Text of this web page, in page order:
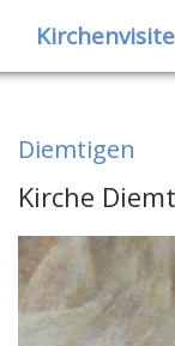
Kirchenvisite
Diemtigen
Kirche